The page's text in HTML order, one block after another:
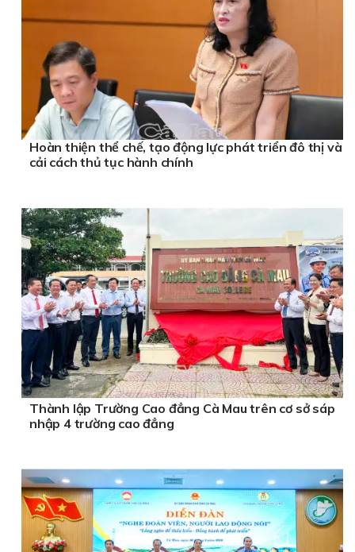
Hoàn thiện thể chế, tạo động lực phát triển đô thị và
cải cách thủ tục hành chính
Thành lập Trường Cao đẳng Cà Mau trên cơ sở sáp
nhập 4 trường cao đẳng